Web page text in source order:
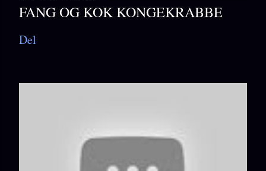
FANG OG KOK KONGEKRABBE
Del